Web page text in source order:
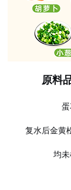
原料
复水后金黄
均